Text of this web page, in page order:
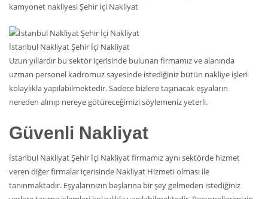
kamyonet nakliyesi Şehir İçi Nakliyat
İstanbul Nakliyat Şehir İçi Nakliyat
Uzun yıllardır bu sektör içerisinde bulunan firmamız ve alanında
uzman personel kadromuz sayesinde istediğiniz bütün nakliye işleri
kolaylıkla yapılabilmektedir. Sadece bizlere taşınacak eşyaların
nereden alınıp nereye götüreceğimizi söylemeniz yeterli.
Güvenli Nakliyat
İstanbul Nakliyat Şehir İçi Nakliyat firmamız aynı sektörde hizmet
veren diğer firmalar içerisinde Nakliyat Hizmeti olması ile
tanınmaktadır. Eşyalarınızın başlarına bir şey gelmeden istediğiniz